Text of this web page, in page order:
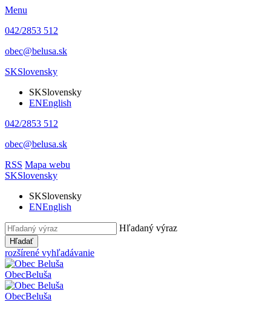
Menu
042/2853 512
obec@belusa.sk
SKSlovensky
SKSlovensky
ENEnglish
042/2853 512
obec@belusa.sk
RSS Mapa webu
SKSlovensky
SKSlovensky
ENEnglish
Hľadaný výraz
Hľadať
rozšírené vyhľadávanie
ObecBeluša
ObecBeluša